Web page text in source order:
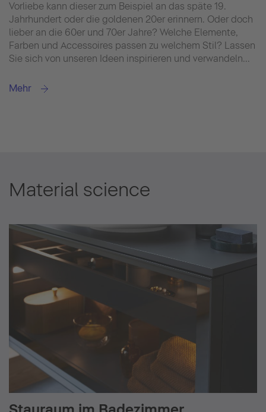
Vorliebe kann dieser zum Beispiel an das späte 19.
Jahrhundert oder die goldenen 20er erinnern. Oder doch
lieber an die 60er und 70er Jahre? Welche Elemente,
Farben und Accessoires passen zu welchem Stil? Lassen
Sie sich von unseren Ideen inspirieren und verwandeln...
Mehr
Material science